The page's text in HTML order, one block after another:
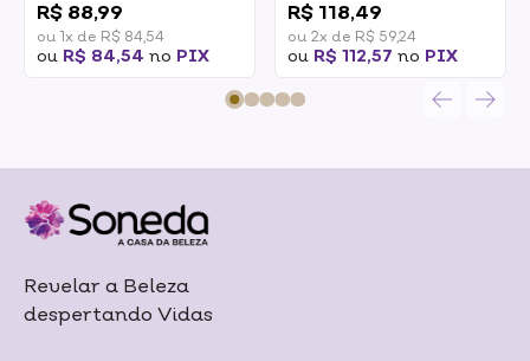
R$ 88,99
ou 1x de R$ 84,54
ou R$ 84,54 no PIX
R$ 118,49
ou 2x de R$ 59,24
ou R$ 112,57 no PIX
Revelar a Beleza
despertando Vidas